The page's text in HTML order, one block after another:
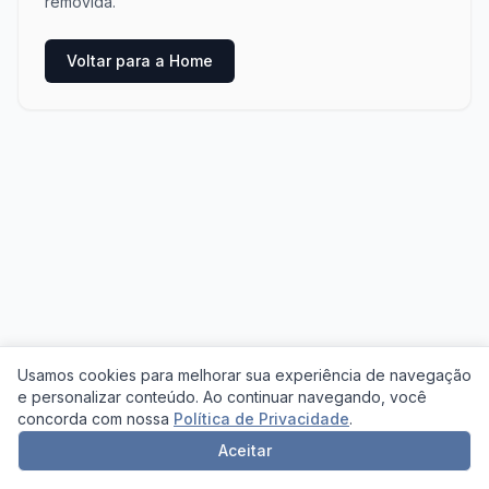
Usamos cookies para melhorar sua experiência de navegação
e personalizar conteúdo. Ao continuar navegando, você
concorda com nossa Política de Privacidade.
Aceitar
Voltar para a Home